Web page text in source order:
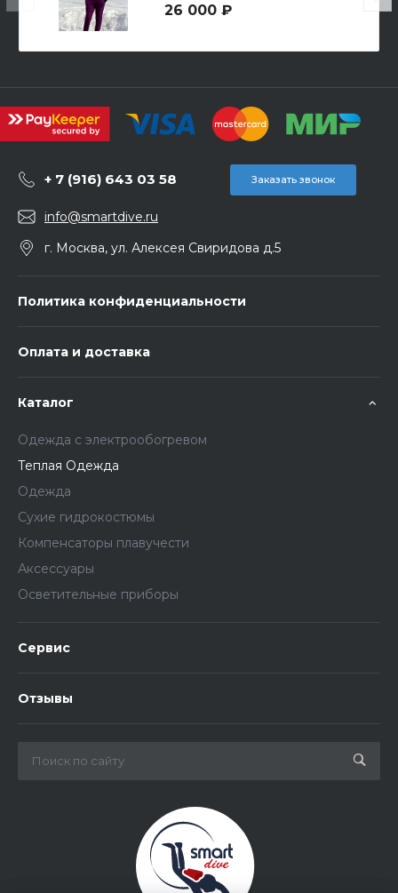
26 000 ₽
+ 7 (916) 643 03 58 Заказать звонок
info@smartdive.ru
г. Москва, ул. Алексея Свиридова д.5
Политика конфиденциальности
Оплата и доставка
Каталог
Одежда с электрообогревом
Теплая Одежда
Одежда
Сухие гидрокостюмы
Компенсаторы плавучести
Аксессуары
Осветительные приборы
Сервис
Отзывы